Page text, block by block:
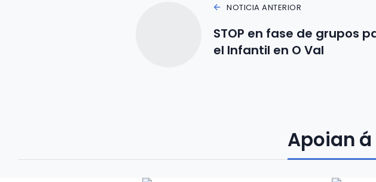
NOTICIA ANTERIOR
STOP en fase de grupos
el Infantil en O Val
Apoian